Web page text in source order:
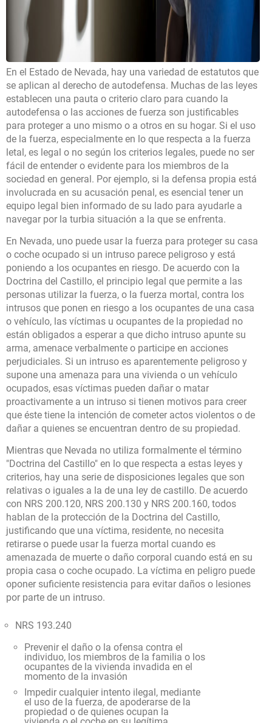
En el Estado de Nevada, hay una variedad de estatutos que
se aplican al derecho de autodefensa. Muchas de las leyes
establecen una pauta o criterio claro para cuando la
autodefensa o las acciones de fuerza son justificables
para proteger a uno mismo o a otros en su hogar. Si el uso
de la fuerza, especialmente en lo que respecta a la fuerza
letal, es legal o no según los criterios legales, puede no ser
fácil de entender o evidente para los miembros de la
sociedad en general. Por ejemplo, si la defensa propia está
involucrada en su acusación penal, es esencial tener un
equipo legal bien informado de su lado para ayudarle a
navegar por la turbia situación a la que se enfrenta.
En Nevada, uno puede usar la fuerza para proteger su casa
o coche ocupado si un intruso parece peligroso y está
poniendo a los ocupantes en riesgo. De acuerdo con la
Doctrina del Castillo, el principio legal que permite a las
personas utilizar la fuerza, o la fuerza mortal, contra los
intrusos que ponen en riesgo a los ocupantes de una casa
o vehículo, las víctimas u ocupantes de la propiedad no
están obligados a esperar a que dicho intruso apunte su
arma, amenace verbalmente o participe en acciones
perjudiciales. Si un intruso es aparentemente peligroso y
supone una amenaza para una vivienda o un vehículo
ocupados, esas víctimas pueden dañar o matar
proactivamente a un intruso si tienen motivos para creer
que éste tiene la intención de cometer actos violentos o de
dañar a quienes se encuentran dentro de su propiedad.
Mientras que Nevada no utiliza formalmente el término
"Doctrina del Castillo" en lo que respecta a estas leyes y
criterios, hay una serie de disposiciones legales que son
relativas o iguales a la de una ley de castillo. De acuerdo
con NRS 200.120, NRS 200.130 y NRS 200.160, todos
hablan de la protección de la Doctrina del Castillo,
justificando que una víctima, residente, no necesita
retirarse o puede usar la fuerza mortal cuando es
amenazada de muerte o daño corporal cuando está en su
propia casa o coche ocupado. La víctima en peligro puede
oponer suficiente resistencia para evitar daños o lesiones
por parte de un intruso.
NRS 193.240
Prevenir el daño o la ofensa contra el
individuo, los miembros de la familia o los
ocupantes de la vivienda invadida en el
momento de la invasión
Impedir cualquier intento ilegal, mediante
el uso de la fuerza, de apoderarse de la
propiedad o de quienes ocupan la